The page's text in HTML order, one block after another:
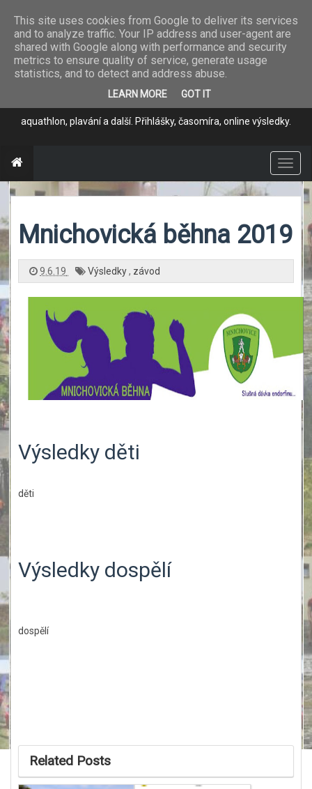
Program pro
časomíru
aquathlon, plavání a další. Přihlášky, časomíra, online výsledky.
T
o
g
l
a
v
i
a
n
Mnichovická běhna 2019
9.6.19 Výsledky, závod
Výsledky děti
děti
Výsledky dospělí
dospělí
Related Posts
This site uses cookies from Google to deliver its services
and to analyze traffic. Your IP address and user-agent are
shared with Google along with performance and security
metrics to ensure quality of service, generate usage
statistics, and to detect and address abuse.
LEARN MORE GOT IT